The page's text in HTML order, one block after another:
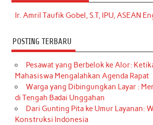
Ir. Amril Taufik Gobel, S.T, IPU, ASEAN
POSTING TERBARU
Pesawat yang Berbelok ke Alor:
Mahasiswa Mengalahkan Agenda Rapat
Warga yang Dibingungkan Layar :
di Tengah Badai Unggahan
Dari Gunting Pita ke Umur Layanan:
Konstruksi Indonesia